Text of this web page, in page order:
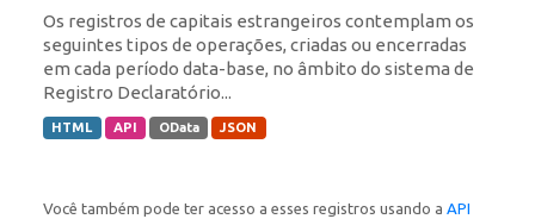
Os registros de capitais estrangeiros contemplam os
seguintes tipos de operações, criadas ou encerradas
em cada período data-base, no âmbito do sistema de
Registro Declaratório...
HTML API OData JSON
Você também pode ter acesso a esses registros usando a API